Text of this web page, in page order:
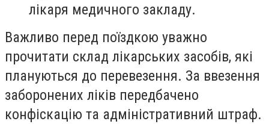
лікаря медичного закладу.
Важливо перед поїздкою уважно
прочитати склад лікарських засобів, які
плануються до перевезення. За ввезення
заборонених ліків передбачено
конфіскацію та адміністративний штраф.